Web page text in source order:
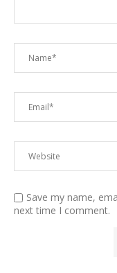
Save my name,
next time I comment.